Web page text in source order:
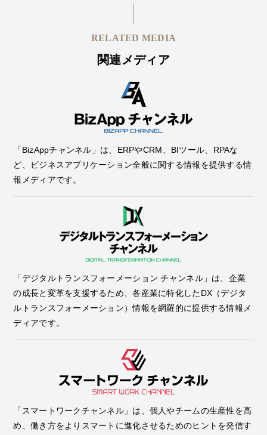
RELATED MEDIA
関連メディア
「BizAppチャンネル」は、ERPやCRM、BIツール、RPAな
ど、ビジネスアプリケーション全般に関する情報を提供する情
報メディアです。
「デジタルトランスフォーメーション チャンネル」は、企業
の成長と変革を支援するため、各産業に特化したDX（デジタ
ルトランスフォーメーション）情報を網羅的に提供する情報メ
ディアです。
「スマートワークチャンネル」は、個人やチームの生産性を高
め、働き方をよりスマートに進化させるためのヒントを発信す